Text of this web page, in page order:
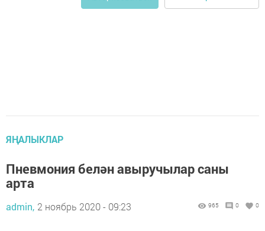
ЯҢАЛЫКЛАР
Пневмония белән авыручылар саны
арта
admin, 2 ноябрь 2020 - 09:23 965 0 0